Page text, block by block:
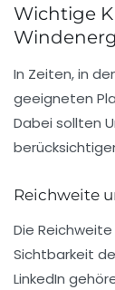
Wichtige
In Zeiten, in
geeigneten
Dabei sollten
Reichweite
Die
Sichtbarkeit
LinkedIn